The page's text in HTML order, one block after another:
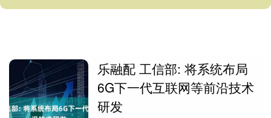
乐融配 工信部: 将系统布局
6G下一代互联网等前沿技术
研发